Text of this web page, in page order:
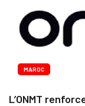
MAROC
L’ONMT